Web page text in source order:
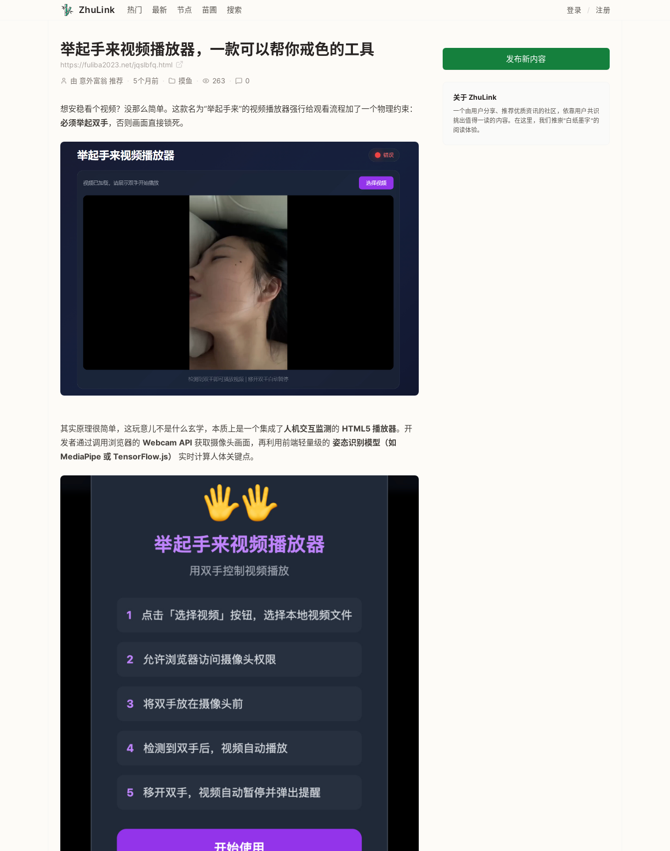
ZhuLink 热门 最新 节点 苗圃 搜索 登录 / 注册
举起手来视频播放器，一款可以帮你戒色的工具
https://fuliba2023.net/jqslbfq.html
由 意外富翁 推荐 · 5个月前 · 摸鱼 · 263 · 0
想安稳看个视频？没那么简单。这款名为“举起手来”的视频播放器强行给观看流程加了一个物理约束：
必须举起双手，否则画面直接锁死。
其实原理很简单，这玩意儿不是什么玄学，本质上是一个集成了 人机交互监测的 HTML5 播放器。开
发者通过调用浏览器的 Webcam API 获取摄像头画面，再利用前端轻量级的 姿态识别模型（如
MediaPipe 或 TensorFlow.js）
实时计算人体关键点。
发布新内容
关于 ZhuLink
一个由用户分享、推荐优质资讯的社区，依靠用户共识
挑出值得一读的内容。在这里，我们推崇"白纸墨字"的
阅读体验。